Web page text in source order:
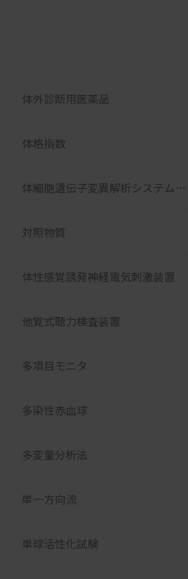
体外診断用医薬品
体格指数
体細胞遺伝子変異解析システム（抗悪性腫瘍薬適応判定用）
対照物質
体性感覚誘発神経電気刺激装置
他覚式聴力検査装置
多項目モニタ
多染性赤血球
多変量分析法
単一方向流
単球活性化試験